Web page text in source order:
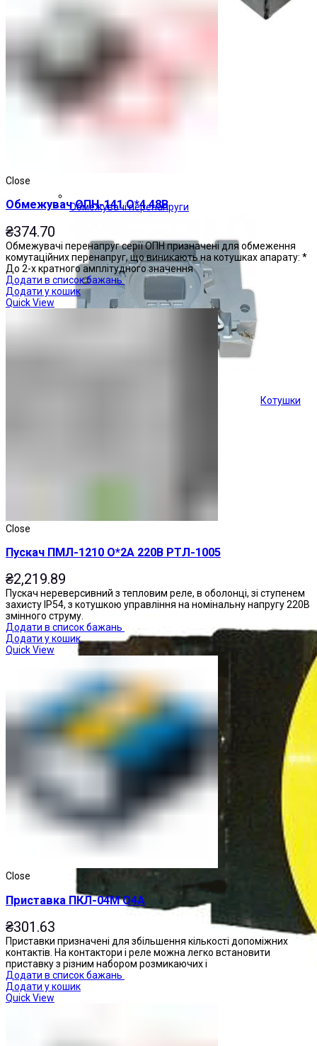
Обмежувачі перенапруги
Котушки
Close
Обмежувач ОПН-141 О*4 48В
₴374.70
Обмежувачі перенапруг серії ОПН призначені для обмеження
комутаційних перенапруг, що виникають на котушках апарату: *
До 2-х кратного амплітудного значення
Додати в список бажань
Додати у кошик
Quick View
Close
Пускач ПМЛ-1210 О*2А 220В РТЛ-1005
₴2,219.89
Пускач нереверсивний з тепловим реле, в оболонці, зі ступенем
захисту IP54, з котушкою управління на номінальну напругу 220В
змінного струму.
Додати в список бажань
Додати у кошик
Quick View
Close
Приставка ПКЛ-04М О4А
₴301.63
Приставки призначені для збільшення кількості допоміжних
контактів. На контактори і реле можна легко встановити
приставку з різним набором розмикаючих і
Додати в список бажань
Додати у кошик
Quick View